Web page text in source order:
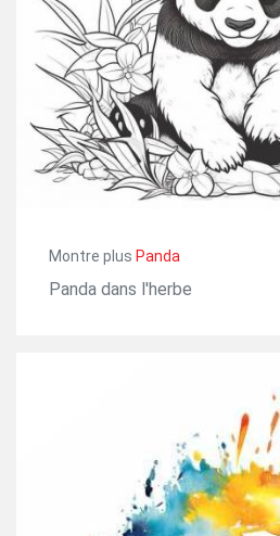
Montre plus Panda
Panda dans l'herbe